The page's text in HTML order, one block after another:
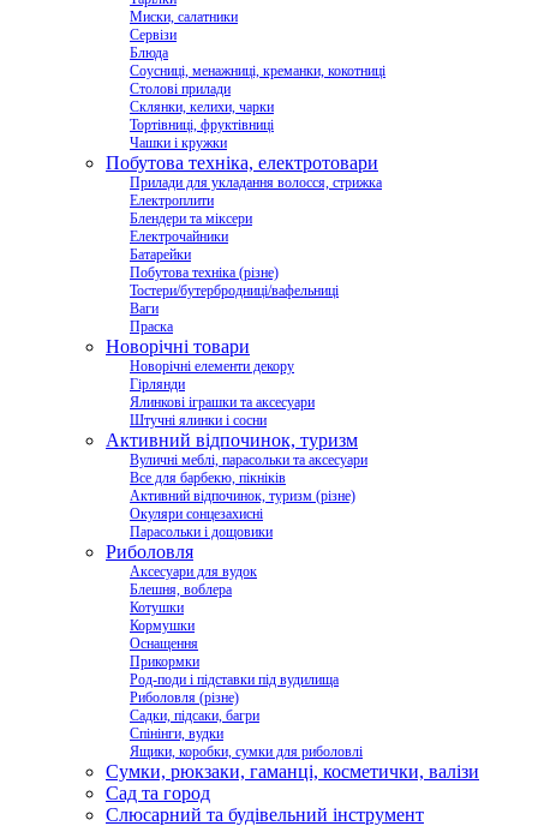
Миски, салатники
Сервізи
Блюда
Соусниці, менажниці, креманки, кокотниці
Столові прилади
Склянки, келихи, чарки
Тортівниці, фруктівниці
Чашки і кружки
Побутова техніка, електротовари
Прилади для укладання волосся, стрижка
Електроплити
Блендери та міксери
Електрочайники
Батарейки
Побутова техніка (різне)
Тостери/бутербродниці/вафельниці
Ваги
Праска
Новорічні товари
Новорічні елементи декору
Гірлянди
Ялинкові іграшки та аксесуари
Штучні ялинки і сосни
Активний відпочинок, туризм
Вуличні меблі, парасольки та аксесуари
Все для барбекю, пікніків
Активний відпочинок, туризм (різне)
Окуляри сонцезахисні
Парасольки і дощовики
Риболовля
Аксесуари для вудок
Блешня, воблера
Котушки
Кормушки
Оснащення
Прикормки
Род-поди і підставки під вудилища
Риболовля (різне)
Садки, підсаки, багри
Спінінги, вудки
Ящики, коробки, сумки для риболовлі
Сумки, рюкзаки, гаманці, косметички, валізи
Сад та город
Слюсарний та будівельний інструмент